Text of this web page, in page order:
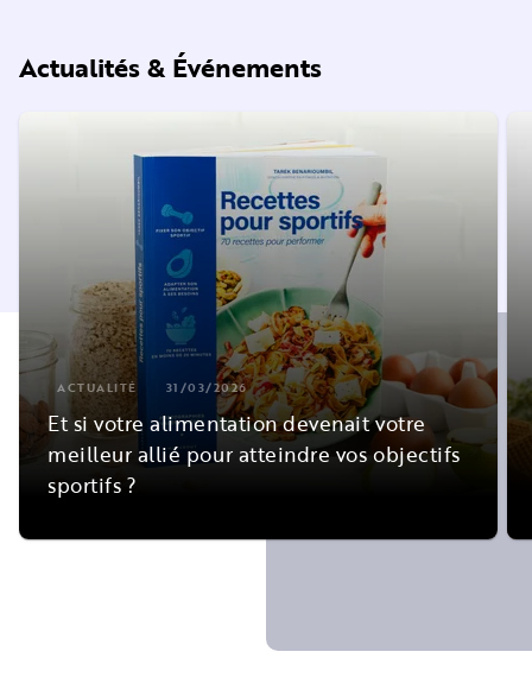
Actualités & Événements
ACTUALITÉ 31/03/2026
Et si votre alimentation devenait votre
meilleur allié pour atteindre vos objectifs
sportifs ?